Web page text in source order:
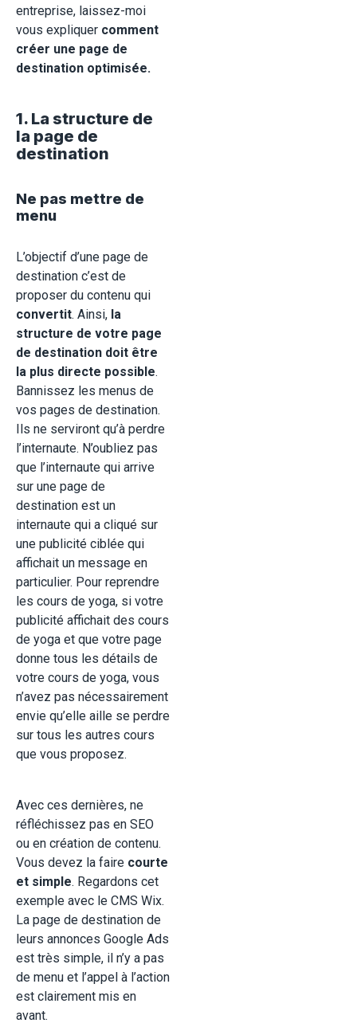
entreprise, laissez-moi
vous expliquer comment
créer une page de
destination optimisée.
1. La structure de
la page de
destination
Ne pas mettre de
menu
L’objectif d’une page de
destination c’est de
proposer du contenu qui
convertit. Ainsi, la
structure de votre page
de destination doit être
la plus directe possible.
Bannissez les menus de
vos pages de destination.
Ils ne serviront qu’à perdre
l’internaute. N’oubliez pas
que l’internaute qui arrive
sur une page de
destination est un
internaute qui a cliqué sur
une publicité ciblée qui
affichait un message en
particulier. Pour reprendre
les cours de yoga, si votre
publicité affichait des cours
de yoga et que votre page
donne tous les détails de
votre cours de yoga, vous
n’avez pas nécessairement
envie qu’elle aille se perdre
sur tous les autres cours
que vous proposez.
Avec ces dernières, ne
réfléchissez pas en SEO
ou en création de contenu.
Vous devez la faire courte
et simple. Regardons cet
exemple avec le CMS Wix.
La page de destination de
leurs annonces Google Ads
est très simple, il n’y a pas
de menu et l’appel à l’action
est clairement mis en
avant.